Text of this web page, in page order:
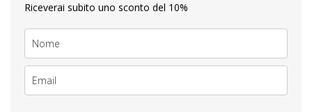
Riceverai subito uno sconto del 10%